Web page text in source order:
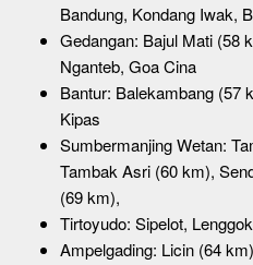
Bandung, Kondang Iwak,
Gedangan: Bajul Mati (58
Nganteb, Goa Cina
Bantur: Balekambang (57
Kipas
Sumbermanjing Wetan:
Tambak Asri (60 km),
(69 km),
Tirtoyudo: Sipelot,
Ampelgading: Licin (64 km)